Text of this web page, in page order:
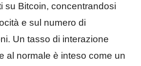
su Bitcoin, concentrandosi
e sul numero di
Un tasso di interazione
al normale è inteso come un